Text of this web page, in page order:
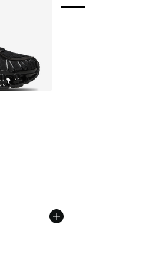
Prix en baisse de € 169,99 à